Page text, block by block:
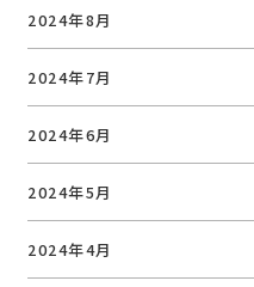
2024年8月
2024年7月
2024年6月
2024年5月
2024年4月